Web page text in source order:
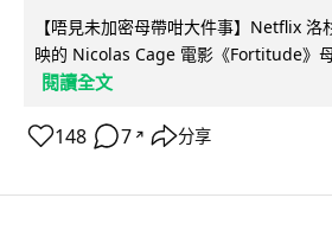
【唔見未加密母帶咁大件事】Netflix 洛
映的 Nicolas Cage 電影《Fortitude》
閱讀全文
148 7 ↗ 分享